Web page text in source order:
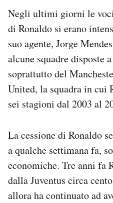
Negli ultimi giorni le
di Ronaldo si erano
suo agente, Jorge
alcune squadre disposte
soprattutto del
United, la squadra in cui
sei stagioni dal 2003 al
La cessione di Ronaldo
a qualche settimana fa,
economiche. Tre anni fa
dalla Juventus circa
allora ha continuato ad